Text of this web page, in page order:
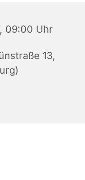
09:00 Uhr
13,